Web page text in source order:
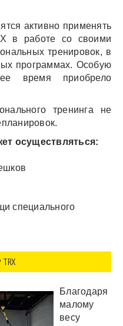
активно применять
в работе со своими
тренировок, в
программах. Особую
время приобрело
тренинга не
осуществляться:
специального
Благодаря
малому
весу